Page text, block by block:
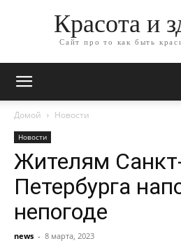
Красота и
Сайт про то как быть
Домой Новости
Новости
Жителям
Петербурга
непогоде
news - 8 марта, 2023